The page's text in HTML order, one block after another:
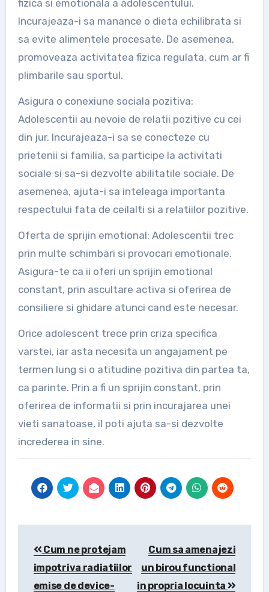
fizica si emotionala a adolescentului.
Incurajeaza-i sa manance o dieta echilibrata si
sa evite alimentele procesate. De asemenea,
promoveaza activitatea fizica regulata, cum ar fi
plimbarile sau sportul.
Asigura o conexiune sociala pozitiva:
Adolescentii au nevoie de relatii pozitive cu cei
din jur. Incurajeaza-i sa se conecteze cu
prietenii si familia, sa participe la activitati
sociale si sa-si dezvolte abilitatile sociale. De
asemenea, ajuta-i sa inteleaga importanta
respectului fata de ceilalti si a relatiilor pozitive.
Oferta de sprijin emotional: Adolescentii trec
prin multe schimbari si provocari emotionale.
Asigura-te ca ii oferi un sprijin emotional
constant, prin ascultare activa si oferirea de
consiliere si ghidare atunci cand este necesar.
Orice adolescent trece prin criza specifica
varstei, iar asta necesita un angajament pe
termen lung si o atitudine pozitiva din partea ta,
ca parinte. Prin a fi un sprijin constant, prin
oferirea de informatii si prin incurajarea unei
vieti sanatoase, il poti ajuta sa-si dezvolte
increderea in sine.
navigation
Cum ne protejam
impotriva radiatiilor
emise de device-
Cum sa amenajezi
un birou functional
in propria locuinta